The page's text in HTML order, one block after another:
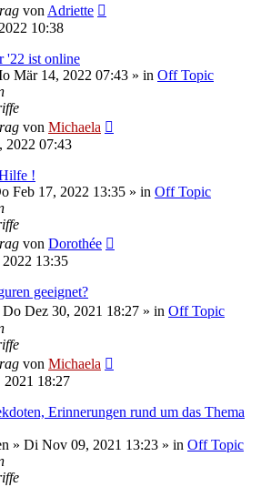
von Adriette
10:38
'22 ist online
Mär 14, 2022 07:43 » in Off Topic
von Michaela
2022 07:43
!
Feb 17, 2022 13:35 » in Off Topic
von Dorothée
13:35
geeignet?
Do Dez 30, 2021 18:27 » in Off Topic
von Michaela
18:27
Erinnerungen rund um das Thema
» Di Nov 09, 2021 13:23 » in Off Topic